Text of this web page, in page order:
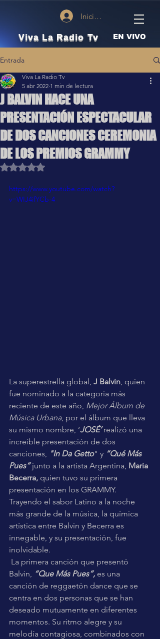
Iniciar sesión
Viva La Radio Tv EN VIVO
Entrada
J BALVIN HACE UNA
PRESENTACIÓN ESPECTACULAR
DE DOS CANCIONES CEREMONIA
DE LOS PREMIOS GRAMMY
Viva La Radio Tv
5 abr 2022 1 min de lectura
Obtuvo NaN de 5 estrellas.
https://www.youtube.com/watch?
v=WIJ4ifYCb-4
La superestrella global, J Balvin , quien
fue nominado a la categoría más
reciente de este año, Mejor Álbum de
Música Urbana, por el álbum que lleva
su mismo nombre, ‘JOSÉ’ realizó una
increíble presentación de dos
canciones,
"In Da Getto" y “Qué Más
Pues” junto a la artista Argentina, Maria
Becerra, quien tuvo su primera
presentación en los GRAMMY.
Trayendo el sabor Latino a la noche
más grande de la música, la química
artística entre Balvin y Becerra es
innegable, y su presentación, fue
inolvidable.
Balvin,
“Que Más Pues”, es una
canción de reggaetón dance que se
centra en dos personas que se han
deseado mutuamente en diferentes
momentos. Su ritmo alegre y su
melodía contagiosa, combinados con